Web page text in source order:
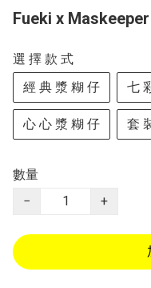
Fueki x
選 擇 款 式
經 典 漿 糊 仔
七
心 心 漿 糊 仔 套
數量
−
+